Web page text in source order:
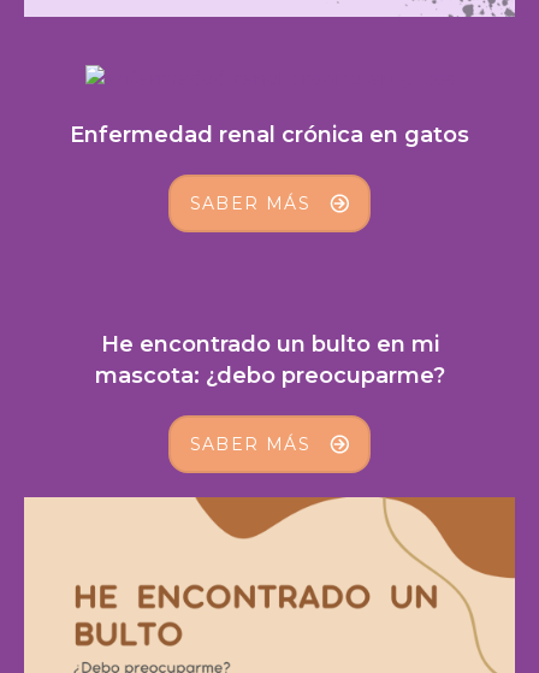
Enfermedad renal crónica en gatos
SABER MÁS
He encontrado un bulto en mi
mascota: ¿debo preocuparme?
SABER MÁS